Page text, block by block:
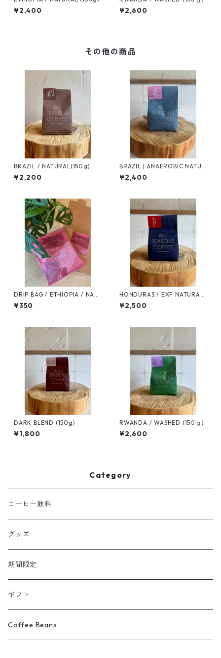
¥2,400 ¥2,600
その他の商品
BRAZIL / NATURAL(150g)
¥2,200
BRAZIL | ANAEROBIC NATUR
AL(150g)
¥2,400
DRIP BAG / ETHIOPIA / NAT
URAL
¥350
HONDURAS / EXF NATURAL
(150g)
¥2,500
DARK BLEND (150g)
¥1,800
RWANDA / WASHED (150ｇ)
¥2,600
Category
コーヒー飲料
グッズ
期間限定
ギフト
Coffee Beans